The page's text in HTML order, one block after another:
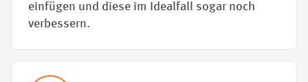
einfügen und diese im Idealfall sogar noch
verbessern.